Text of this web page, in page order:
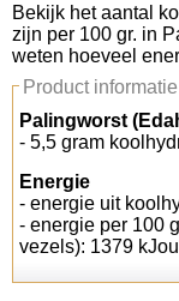
Koolhydraten
Links
Bekijk het aantal
zijn per 100 gr. in
weten hoeveel
Product informatie
Palingworst
- 5,5 gram
Energie
- energie uit
- energie per 100
vezels): 1379